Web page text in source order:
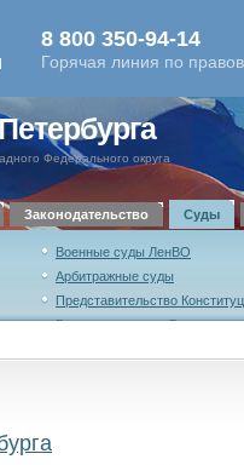
Федерального округа
Законодательство Суды
Военные суды ЛенВО
Арбитражные суды
Представительство
Военная коллегия Верховного